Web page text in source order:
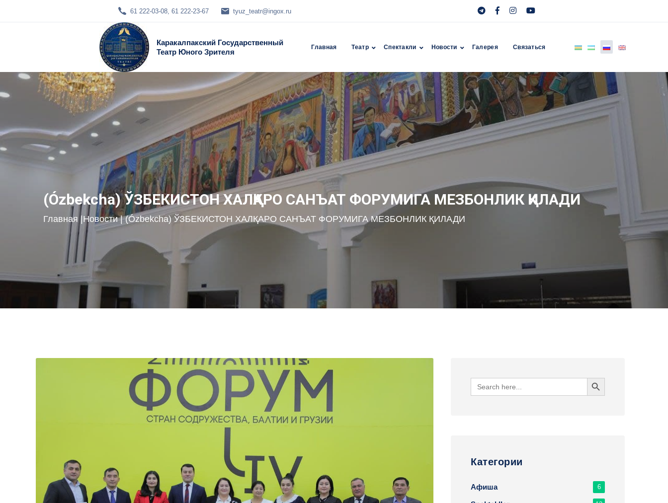
61 222-03-08, 61 222-23-67 tyuz_teatr@ingox.ru
Каракалпакский Государственный
Театр Юного Зрителя
Главная Театр Спектакли Новости Галерея Связаться
(Ózbekcha) ЎЗБЕКИСТОН ХАЛҚАРО САНЪАТ ФОРУМИГА МЕЗБОНЛИК ҚИЛАДИ
Главная | Новости | (Ózbekcha) ЎЗБЕКИСТОН ХАЛҚАРО САНЪАТ ФОРУМИГА МЕЗБОНЛИК ҚИЛАДИ
Search
for:
Search Button
Категории
Афиша 6